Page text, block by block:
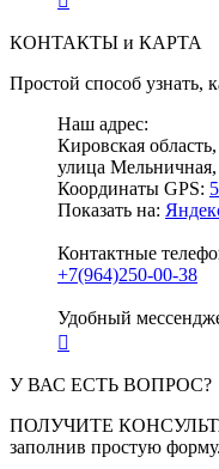
КОНТАКТЫ и КАРТА
Простой способ узнать,
Наш адрес:
Кировская
улица
Координаты GPS:
Показать на:
Контактные
+7(964)250-00-38
Удобный
У ВАС ЕСТЬ ВОПРОС?
ПОЛУЧИТЕ
заполнив простую форму.